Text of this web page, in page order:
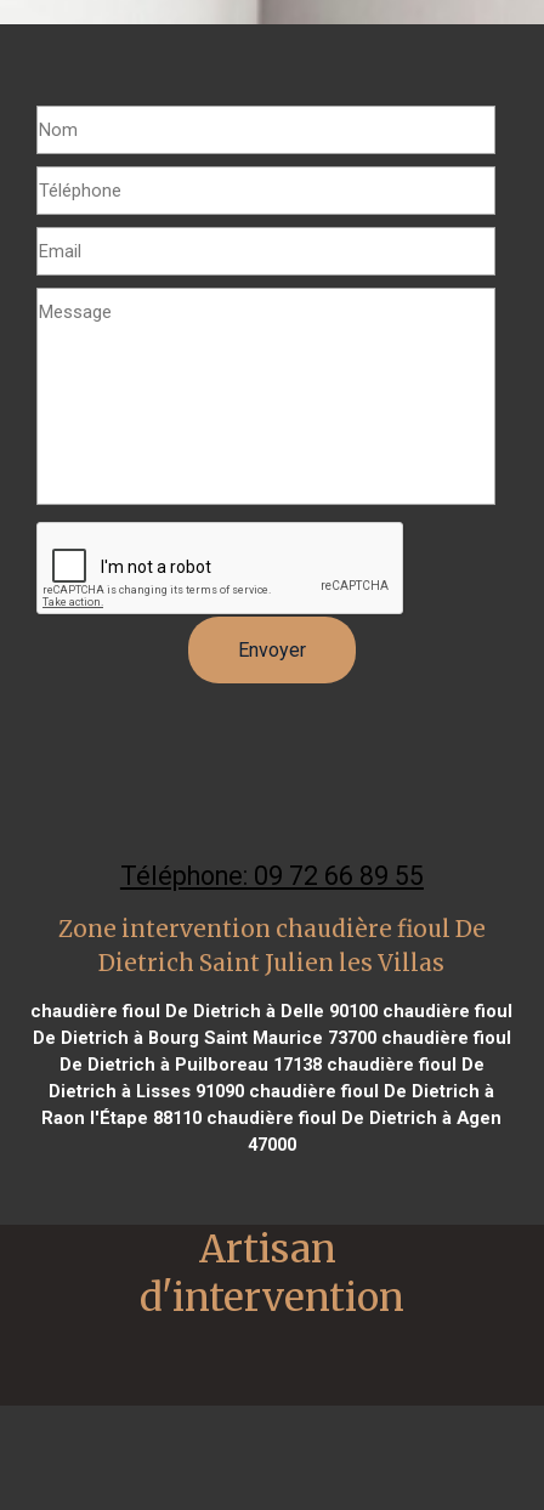
Téléphone: 09 72 66 89 55
Zone intervention chaudière fioul De
Dietrich Saint Julien les Villas
chaudière fioul De Dietrich à Delle 90100 chaudière fioul
De Dietrich à Bourg Saint Maurice 73700chaudière fioul
De Dietrich à Puilboreau 17138chaudière fioul De
Dietrich à Lisses 91090 chaudière fioul De Dietrich à
Raon l'Étape 88110 chaudière fioul De Dietrich à Agen
47000
Artisan
d'intervention